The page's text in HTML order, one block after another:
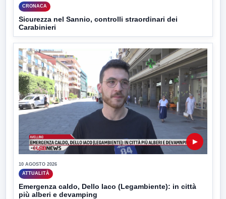
CRONACA
Sicurezza nel Sannio, controlli straordinari dei
Carabinieri
▶
10 AGOSTO 2026
ATTUALITÀ
Emergenza caldo, Dello Iaco (Legambiente): in città
più alberi e devamping